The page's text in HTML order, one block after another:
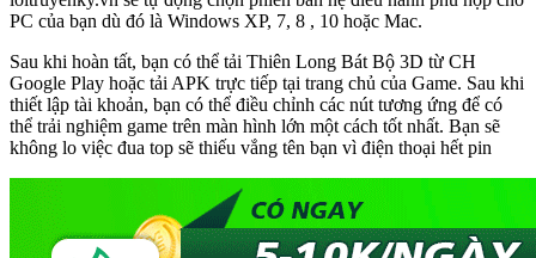
PC của bạn dù đó là Windows XP, 7, 8 , 10 hoặc Mac.
Sau khi hoàn tất, bạn có thể tải Thiên Long Bát Bộ 3D từ CH
Google Play hoặc tải APK trực tiếp tại trang chủ của Game. Sau khi
thiết lập tài khoản, bạn có thể điều chỉnh các nút tương ứng để có
thể trải nghiệm game trên màn hình lớn một cách tốt nhất. Bạn sẽ
không lo việc đua top sẽ thiếu vắng tên bạn vì điện thoại hết pin